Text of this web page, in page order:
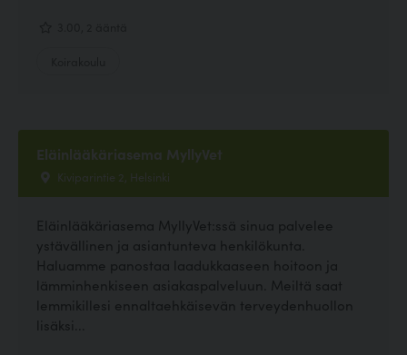
Eläinlääkäriasema MyllyVet
Kiviparintie 2, Helsinki
Eläinlääkäriasema MyllyVet:ssä sinua palvelee
ystävällinen ja asiantunteva henkilökunta.
Haluamme panostaa laadukkaaseen hoitoon ja
lämminhenkiseen asiakaspalveluun. Meiltä saat
lemmikillesi ennaltaehkäisevän terveydenhuollon
lisäksi...